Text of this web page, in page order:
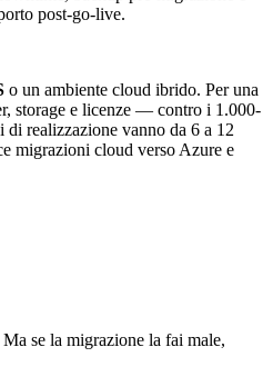
post-go-live.
o un ambiente cloud ibrido. Per una
storage e licenze — contro i 1.000-
realizzazione vanno da 6 a 12
migrazioni cloud verso Azure e
se la migrazione la fai male,